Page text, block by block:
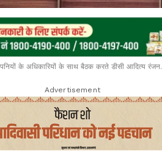
के अधिकारियों के साथ बैठक करते डीसी आदित्य रंजन.
Advertisement